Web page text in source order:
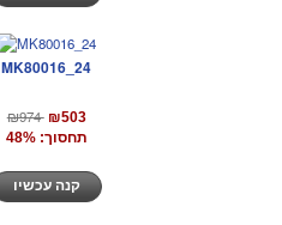
MK80016_24
₪974 ₪503
תחסוך: 48%
קנה עכשיו